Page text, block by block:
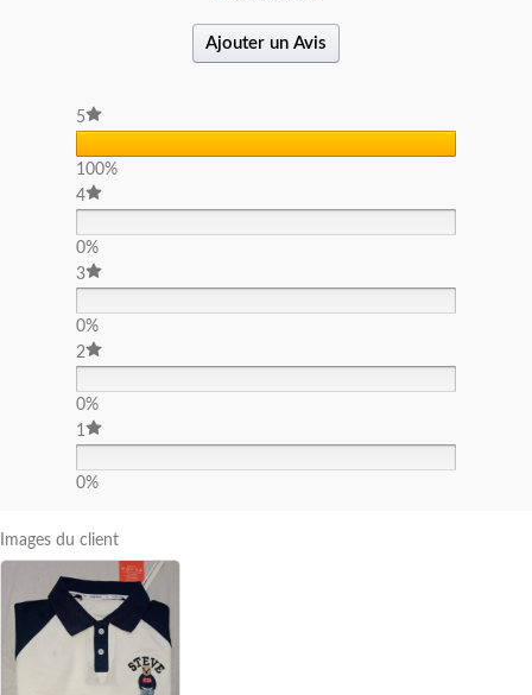
Ajouter un Avis
5
100%
4
0%
3
0%
2
0%
1
0%
Images du client